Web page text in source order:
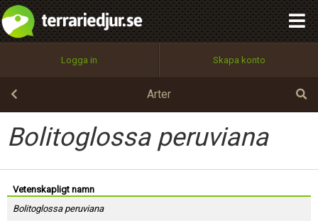
Logga in Skapa konto
Arter
Bolitoglossa peruviana
Vetenskapligt namn
Bolitoglossa peruviana
Utför
100%
OK
integritetspolicy
Namn:
Epost:
Lösenord:
Begär nytt lösenord
Tillbaka till förstasidan